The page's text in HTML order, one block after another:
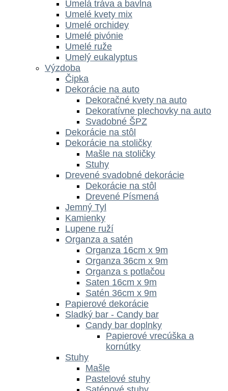
Umelá tráva a bavlna
Umelé kvety mix
Umelé orchidey
Umelé pivónie
Umelé ruže
Umelý eukalyptus
Výzdoba
Čipka
Dekorácie na auto
Dekoračné kvety na auto
Dekoratívne plechovky na auto
Svadobné ŠPZ
Dekorácie na stôl
Dekorácie na stoličky
Mašle na stoličky
Stuhy
Drevené svadobné dekorácie
Dekorácie na stôl
Drevené Písmená
Jemný Tyl
Kamienky
Lupene ruží
Organza a satén
Organza 16cm x 9m
Organza 36cm x 9m
Organza s potlačou
Saten 16cm x 9m
Satén 36cm x 9m
Papierové dekorácie
Sladký bar - Candy bar
Candy bar doplnky
Papierové vrecúška a
kornútky
Stuhy
Mašle
Pastelové stuhy